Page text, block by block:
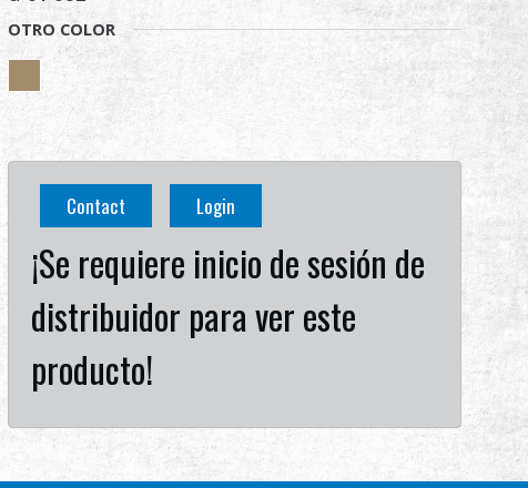
OTRO COLOR
Contact Login
¡Se requiere inicio de sesión de
distribuidor para ver este
producto!